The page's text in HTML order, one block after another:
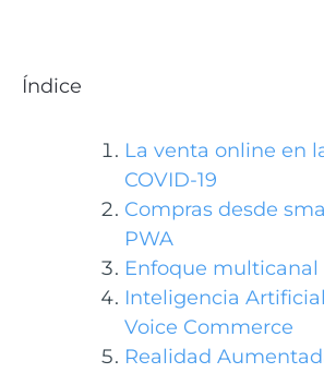
Índice
La venta online en
COVID-19
Compras desde
PWA
Enfoque multicanal
Inteligencia
Voice Commerce
Realidad